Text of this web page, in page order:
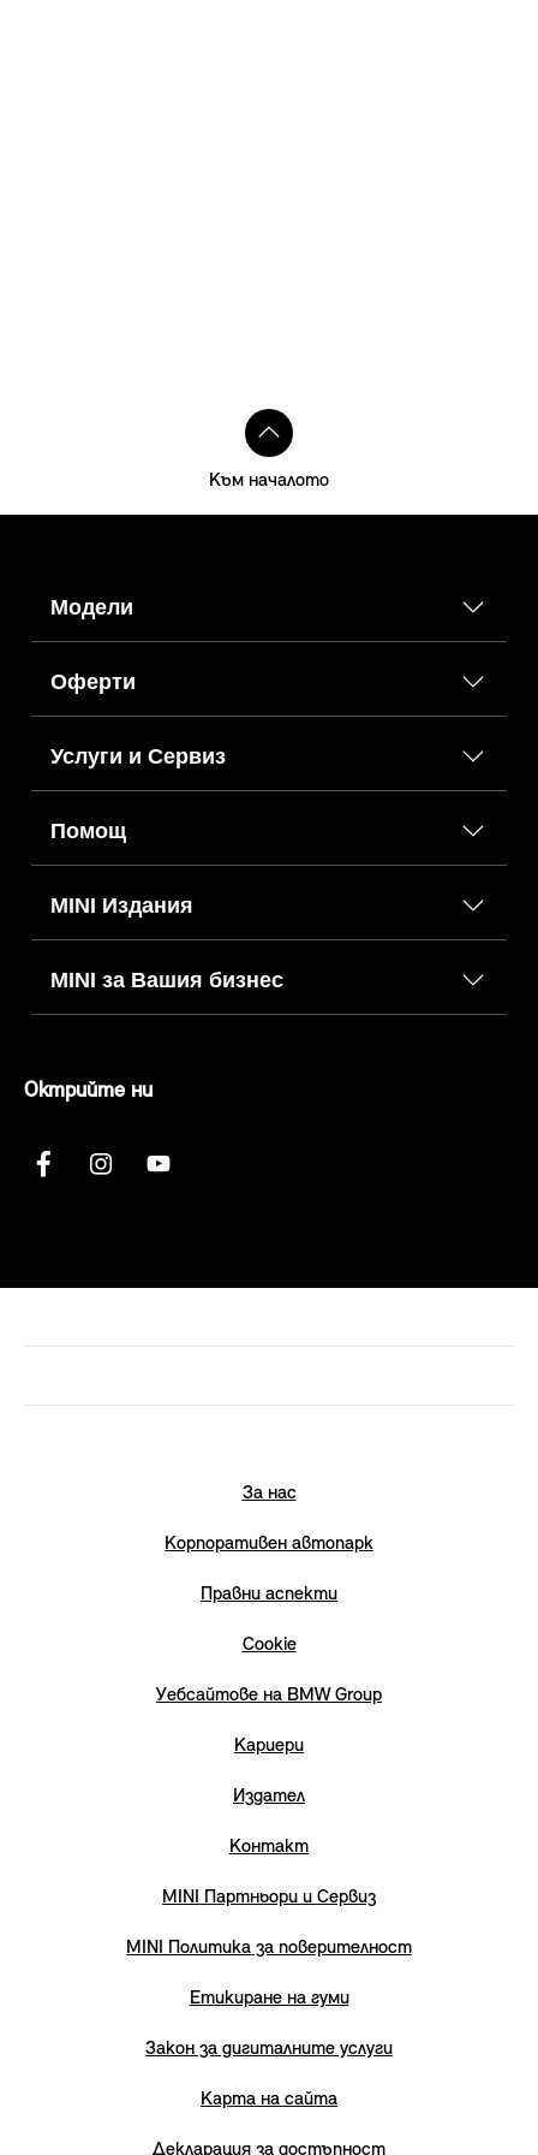
Към началото
Модели
Оферти
Услуги и Сервиз
Помощ
MINI Издания
MINI за Вашия бизнес
Октрийте ни
За нас
Корпоративен автопарк
Правни аспекти
Cookie
Уебсайтове на BMW Group
Кариери
Издател
Контакт
MINI Партньори и Сервиз
MINI Политика за поверителност
Етикиране на гуми
Закон за дигиталните услуги
Карта на сайта
Декларация за достъпност